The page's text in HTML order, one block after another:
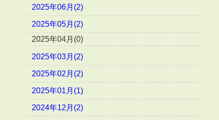
2025年06月(2)
2025年05月(2)
2025年04月(0)
2025年03月(2)
2025年02月(2)
2025年01月(1)
2024年12月(2)